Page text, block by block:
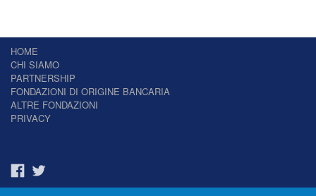
HOME
CHI SIAMO
PARTNERSHIP
FONDAZIONI DI ORIGINE BANCARIA
ALTRE FONDAZIONI
PRIVACY